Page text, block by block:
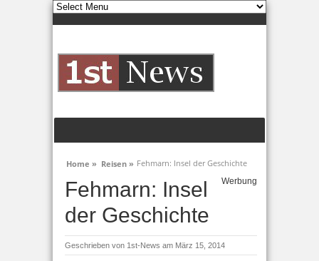
Home » Reisen » Fehmarn: Insel der Geschichte
Fehmarn: Insel
der Geschichte
Werbung
Geschrieben von 1st-News am März 15, 2014